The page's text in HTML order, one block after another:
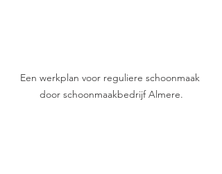
Een werkplan voor reguliere schoonmaak
door schoonmaakbedrijf Almere.